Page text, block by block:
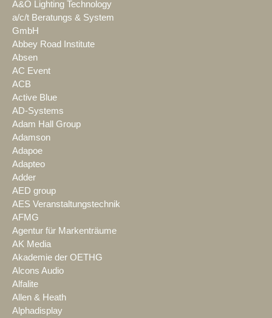
A&O Lighting Technology
a/c/t Beratungs & System
GmbH
Abbey Road Institute
Absen
AC Event
ACB
Active Blue
AD-Systems
Adam Hall Group
Adamson
Adapoe
Adapteo
Adder
AED group
AES Veranstaltungstechnik
AFMG
Agentur für Markenträume
AK Media
Akademie der OETHG
Alcons Audio
Alfalite
Allen & Heath
Alphadisplay